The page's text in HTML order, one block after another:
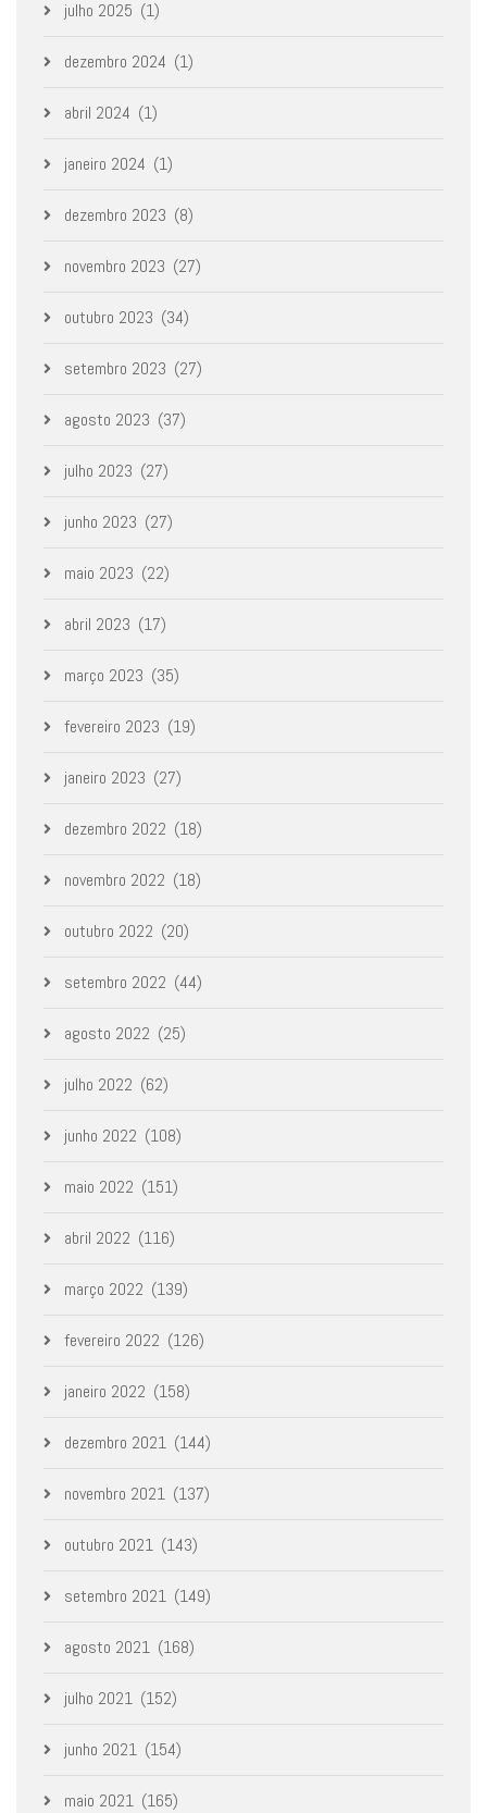
julho 2025 (1)
dezembro 2024 (1)
abril 2024 (1)
janeiro 2024 (1)
dezembro 2023 (8)
novembro 2023 (27)
outubro 2023 (34)
setembro 2023 (27)
agosto 2023 (37)
julho 2023 (27)
junho 2023 (27)
maio 2023 (22)
abril 2023 (17)
março 2023 (35)
fevereiro 2023 (19)
janeiro 2023 (27)
dezembro 2022 (18)
novembro 2022 (18)
outubro 2022 (20)
setembro 2022 (44)
agosto 2022 (25)
julho 2022 (62)
junho 2022 (108)
maio 2022 (151)
abril 2022 (116)
março 2022 (139)
fevereiro 2022 (126)
janeiro 2022 (158)
dezembro 2021 (144)
novembro 2021 (137)
outubro 2021 (143)
setembro 2021 (149)
agosto 2021 (168)
julho 2021 (152)
junho 2021 (154)
maio 2021 (165)